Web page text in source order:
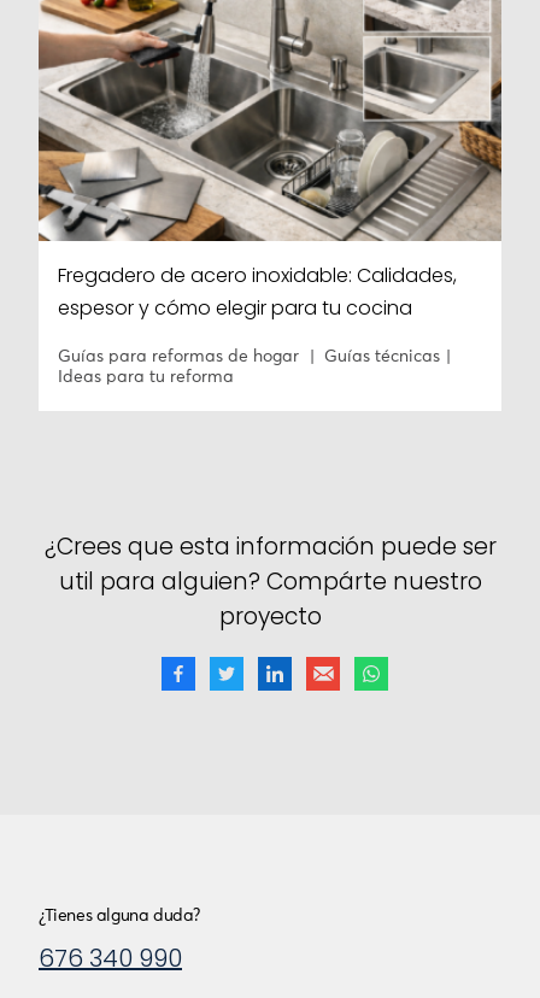
Fregadero de acero inoxidable: Calidades,
espesor y cómo elegir para tu cocina
Guías para reformas de hogar
Guías técnicas
Ideas para tu reforma
¿Crees que esta información puede ser
util para alguien? Compárte nuestro
proyecto
¿Tienes alguna duda?
676 340 990